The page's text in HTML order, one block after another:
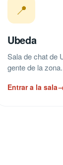
📍
Ubeda
Sala de chat de
gente de la zona.
Entrar a la sala